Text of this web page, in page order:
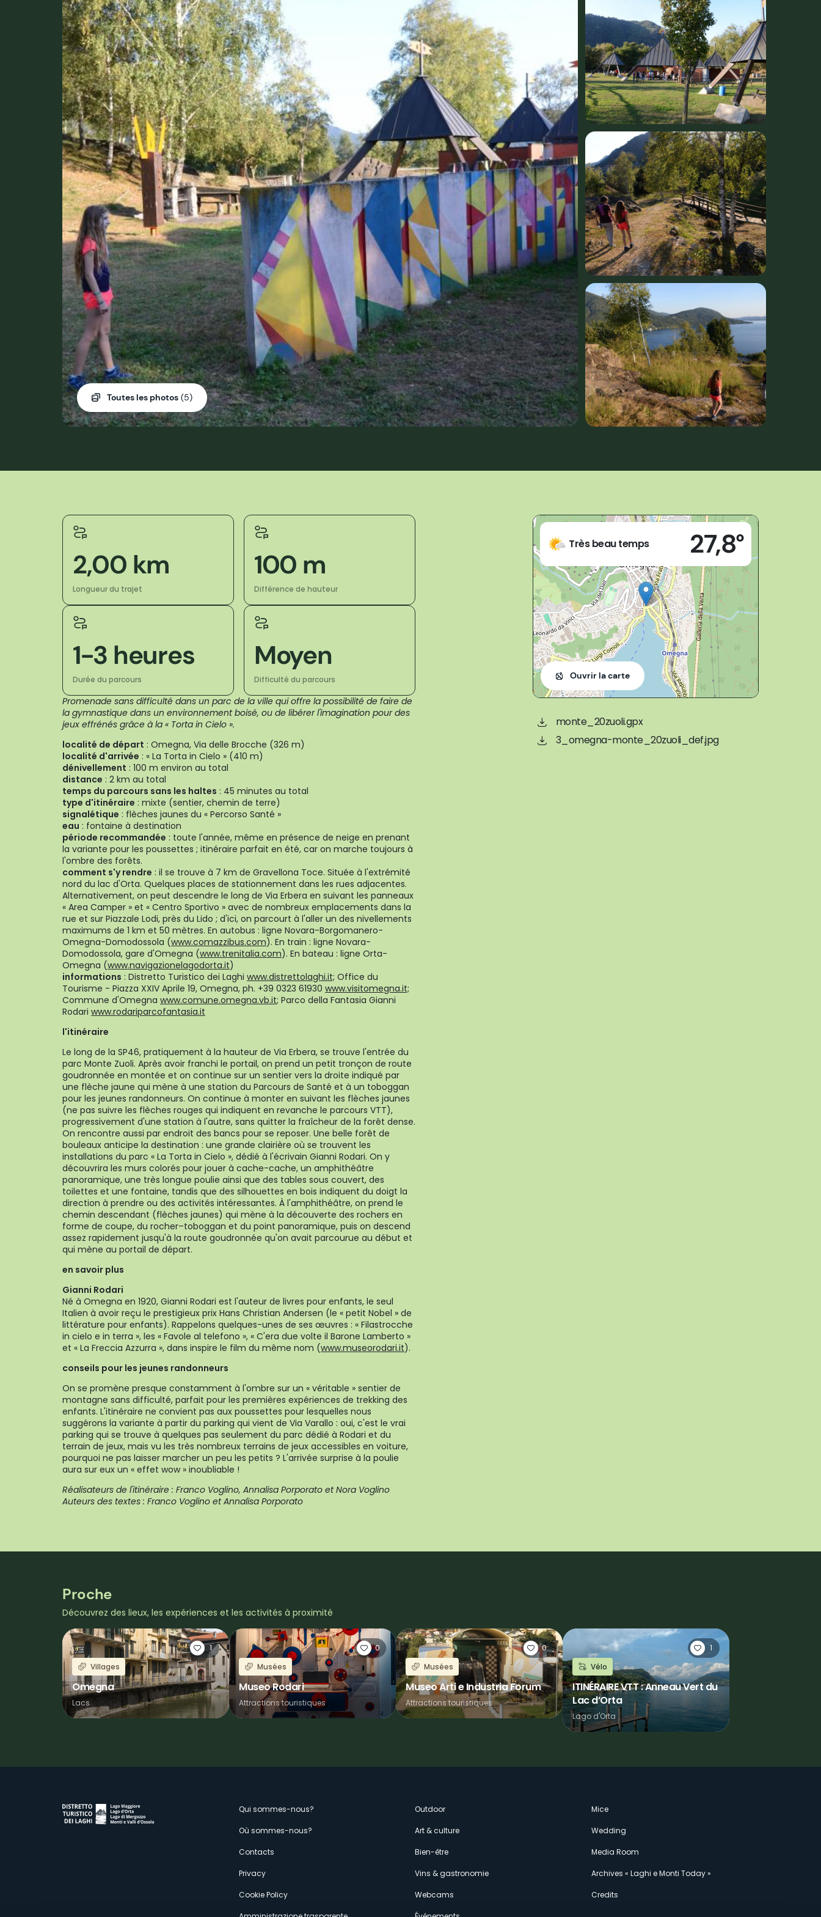
Toutes les photos (5)
2,00 km
Longueur du trajet
100 m
Différence de hauteur
1-3 heures
Durée du parcours
Moyen
Difficulté du parcours
Promenade sans difficulté dans un parc de la ville qui offre la possibilité de faire de
la gymnastique dans un environnement boisé, ou de libérer l'imagination pour des
jeux effrénés grâce à la « Torta in Cielo ».
localité de départ : Omegna, Via delle Brocche (326 m)
localité d'arrivée : « La Torta in Cielo » (410 m)
dénivellement : 100 m environ au total
distance : 2 km au total
temps du parcours sans les haltes : 45 minutes au total
type d'itinéraire : mixte (sentier, chemin de terre)
signalétique : flèches jaunes du « Percorso Santé »
eau : fontaine à destination
période recommandée : toute l'année, même en présence de neige en prenant
la variante pour les poussettes ; itinéraire parfait en été, car on marche toujours à
l'ombre des forêts.
comment s'y rendre : il se trouve à 7 km de Gravellona Toce. Située à l'extrémité
nord du lac d'Orta. Quelques places de stationnement dans les rues adjacentes.
Alternativement, on peut descendre le long de Via Erbera en suivant les panneaux
« Area Camper » et « Centro Sportivo » avec de nombreux emplacements dans la
rue et sur Piazzale Lodi, près du Lido ; d'ici, on parcourt à l'aller un des nivellements
maximums de 1 km et 50 mètres. En autobus : ligne Novara-Borgomanero-
Omegna-Domodossola (www.comazzibus.com). En train : ligne Novara-
Domodossola, gare d'Omegna (www.trenitalia.com). En bateau : ligne Orta-
Omegna (www.navigazionelagodorta.it)
informations : Distretto Turistico dei Laghi www.distrettolaghi.it; Office du
Tourisme - Piazza XXIV Aprile 19, Omegna, ph. +39 0323 61930 www.visitomegna.it;
Commune d'Omegna www.comune.omegna.vb.it; Parco della Fantasia Gianni
Rodari www.rodariparcofantasia.it
l'itinéraire
Le long de la SP46, pratiquement à la hauteur de Via Erbera, se trouve l'entrée du
parc Monte Zuoli. Après avoir franchi le portail, on prend un petit tronçon de route
goudronnée en montée et on continue sur un sentier vers la droite indiqué par
une flèche jaune qui mène à une station du Parcours de Santé et à un toboggan
pour les jeunes randonneurs. On continue à monter en suivant les flèches jaunes
(ne pas suivre les flèches rouges qui indiquent en revanche le parcours VTT),
progressivement d'une station à l'autre, sans quitter la fraîcheur de la forêt dense.
On rencontre aussi par endroit des bancs pour se reposer. Une belle forêt de
bouleaux anticipe la destination : une grande clairière où se trouvent les
installations du parc « La Torta in Cielo », dédié à l'écrivain Gianni Rodari. On y
découvrira les murs colorés pour jouer à cache-cache, un amphithéâtre
panoramique, une très longue poulie ainsi que des tables sous couvert, des
toilettes et une fontaine, tandis que des silhouettes en bois indiquent du doigt la
direction à prendre ou des activités intéressantes. À l'amphithéâtre, on prend le
chemin descendant (flèches jaunes) qui mène à la découverte des rochers en
forme de coupe, du rocher–toboggan et du point panoramique, puis on descend
assez rapidement jusqu'à la route goudronnée qu'on avait parcourue au début et
qui mène au portail de départ.
en savoir plus
Gianni Rodari
Né à Omegna en 1920, Gianni Rodari est l'auteur de livres pour enfants, le seul
Italien à avoir reçu le prestigieux prix Hans Christian Andersen (le « petit Nobel » de
littérature pour enfants). Rappelons quelques-unes de ses œuvres : « Filastrocche
in cielo e in terra », les « Favole al telefono », « C'era due volte il Barone Lamberto »
et « La Freccia Azzurra », dans inspire le film du même nom (www.museorodari.it).
conseils pour les jeunes randonneurs
On se promène presque constamment à l'ombre sur un « véritable » sentier de
montagne sans difficulté, parfait pour les premières expériences de trekking des
enfants. L'itinéraire ne convient pas aux poussettes pour lesquelles nous
suggérons la variante à partir du parking qui vient de Via Varallo : oui, c'est le vrai
parking qui se trouve à quelques pas seulement du parc dédié à Rodari et du
terrain de jeux, mais vu les très nombreux terrains de jeux accessibles en voiture,
pourquoi ne pas laisser marcher un peu les petits ? L'arrivée surprise à la poulie
aura sur eux un « effet wow » inoubliable !
Réalisateurs de l'itinéraire : Franco Voglino, Annalisa Porporato et Nora Voglino
Auteurs des textes : Franco Voglino et Annalisa Porporato
Très beau temps 27,8°
Omegna (VB)
Ouvrir la carte
monte_20zuoli.gpx
3_omegna-monte_20zuoli_def.jpg
Proche
Découvrez des lieux, les expériences et les activités à proximité
1
Villages
Omegna
Lacs
0
Musées
Museo Rodari
Attractions touristiques
0
Musées
Museo Arti e Industria Forum
Attractions touristiques
1
Vélo
ITINÉRAIRE VTT : Anneau Vert du
Lac d’Orta
Lago d'Orta
Menù
secondario
Qui sommes-nous?
Où sommes-nous?
Contacts
Privacy
Cookie Policy
Outdoor
Art & culture
Bien-être
Vins & gastronomie
Webcams
Mice
Wedding
Media Room
Archives « Laghi e Monti Today »
Credits